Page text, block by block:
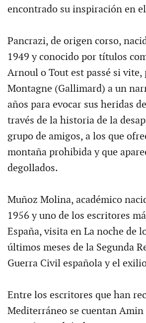
encontrado su inspiración en
Pancrazi, de origen corso,
1949 y conocido por títulos
Arnoul o Tout est passé si vite,
Montagne (Gallimard) a un
años para evocar sus heridas
través de la historia de la
grupo de amigos, a los que
montaña prohibida y que
degollados.
Muñoz Molina, académico
1956 y uno de los escritores
España, visita en La noche de
últimos meses de la Segunda
Guerra Civil española y el
Entre los escritores que han
Mediterráneo se cuentan Amin